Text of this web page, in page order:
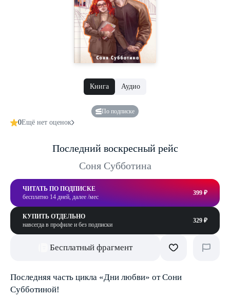
Книга Аудио
По подписке
0Ещё нет оценок
Последний воскресный рейс
Соня Субботина
ЧИТАТЬ ПО ПОДПИСКЕ
бесплатно 14 дней, далее /мес
399 ₽
КУПИТЬ ОТДЕЛЬНО
навсегда в профиле и без подписки
329 ₽
Бесплатный фрагмент
Последняя часть цикла «Дни любви» от Сони
Субботиной!